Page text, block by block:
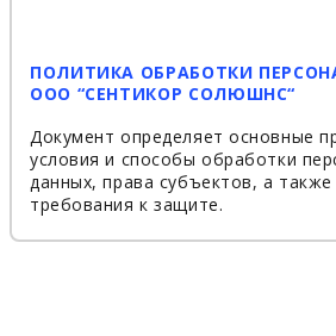
ПОЛИТИКА ОБРАБОТКИ
ООО “СЕНТИКОР СОЛЮШНС“
Документ определяет основные
условия и способы обработки
данных, права субъектов, а
требования к защите.